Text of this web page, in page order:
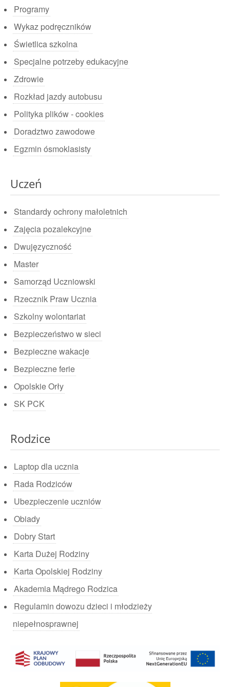
Programy
Wykaz podręczników
Świetlica szkolna
Specjalne potrzeby edukacyjne
Zdrowie
Rozkład jazdy autobusu
Polityka plików - cookies
Doradztwo zawodowe
Egzmin ósmoklasisty
Uczeń
Standardy ochrony małoletnich
Zajęcia pozalekcyjne
Dwujęzyczność
Master
Samorząd Uczniowski
Rzecznik Praw Ucznia
Szkolny wolontariat
Bezpieczeństwo w sieci
Bezpieczne wakacje
Bezpieczne ferie
Opolskie Orły
SK PCK
Rodzice
Laptop dla ucznia
Rada Rodziców
Ubezpieczenie uczniów
Obiady
Dobry Start
Karta Dużej Rodziny
Karta Opolskiej Rodziny
Akademia Mądrego Rodzica
Regulamin dowozu dzieci i młodzieży
niepełnosprawnej